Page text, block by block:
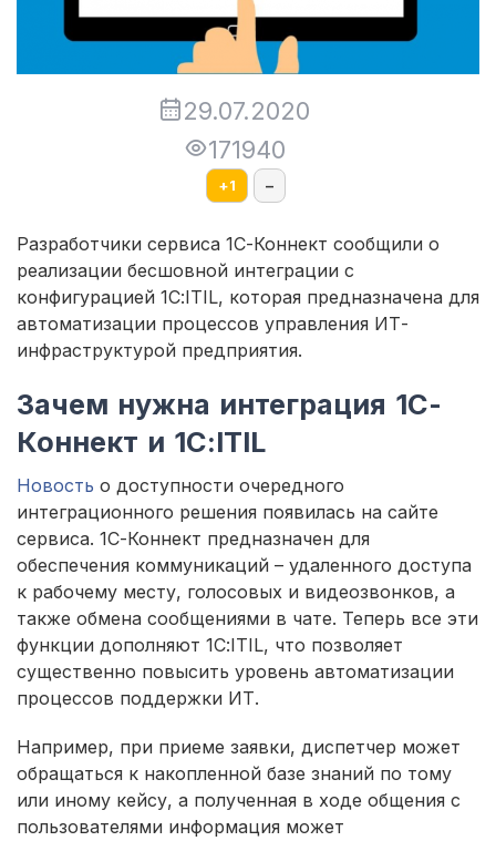
29.07.2020
171940
+1 –
Разработчики сервиса 1С-Коннект сообщили о
реализации бесшовной интеграции с
конфигурацией 1С:ITIL, которая предназначена для
автоматизации процессов управления ИТ-
инфраструктурой предприятия.
Зачем нужна интеграция 1С-
Коннект и 1С:ITIL
Новость о доступности очередного
интеграционного решения появилась на сайте
сервиса. 1С-Коннект предназначен для
обеспечения коммуникаций – удаленного доступа
к рабочему месту, голосовых и видеозвонков, а
также обмена сообщениями в чате. Теперь все эти
функции дополняют 1С:ITIL, что позволяет
существенно повысить уровень автоматизации
процессов поддержки ИТ.
Например, при приеме заявки, диспетчер может
обращаться к накопленной базе знаний по тому
или иному кейсу, а полученная в ходе общения с
пользователями информация может